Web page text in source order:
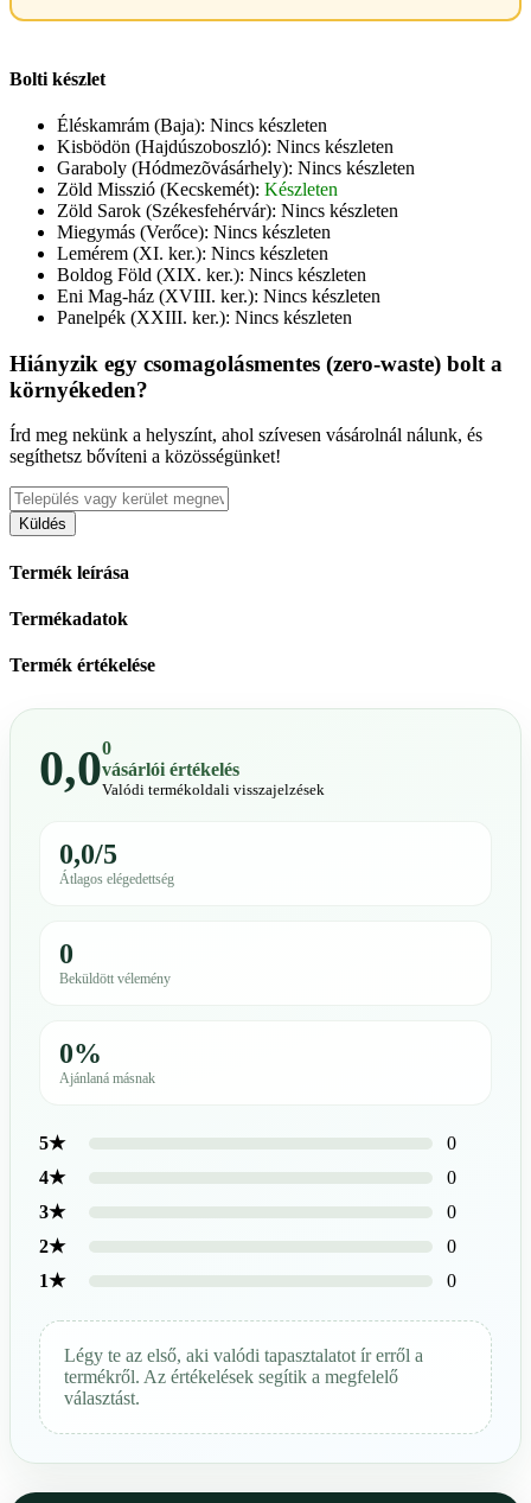
Bolti készlet
Éléskamrám (Baja): Nincs készleten
Kisbödön (Hajdúszoboszló): Nincs készleten
Garaboly (Hódmezõvásárhely): Nincs készleten
Zöld Misszió (Kecskemét): Készleten
Zöld Sarok (Székesfehérvár): Nincs készleten
Miegymás (Verőce): Nincs készleten
Lemérem (XI. ker.): Nincs készleten
Boldog Föld (XIX. ker.): Nincs készleten
Eni Mag-ház (XVIII. ker.): Nincs készleten
Panelpék (XXIII. ker.): Nincs készleten
Hiányzik egy csomagolásmentes (zero-waste) bolt a
környékeden?
Írd meg nekünk a helyszínt, ahol szívesen vásárolnál nálunk, és
segíthetsz bővíteni a közösségünket!
Küldés
Termék leírása
Termékadatok
Termék értékelése
0,00
vásárlói értékelés
Valódi termékoldali visszajelzések
0,0/5
Átlagos elégedettség
0
Beküldött vélemény
0%
Ajánlaná másnak
5★
0
4★
0
3★
0
2★
0
1★
0
Légy te az első, aki valódi tapasztalatot ír erről a
termékről. Az értékelések segítik a megfelelő
választást.